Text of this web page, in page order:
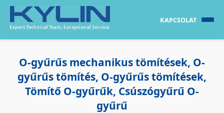
KAPCSOLAT
O-gyűrűs mechanikus tömítések, O-
gyűrűs tömítés, O-gyűrűs tömítések,
Tömítő O-gyűrűk, Csúszógyűrű O-
gyűrű